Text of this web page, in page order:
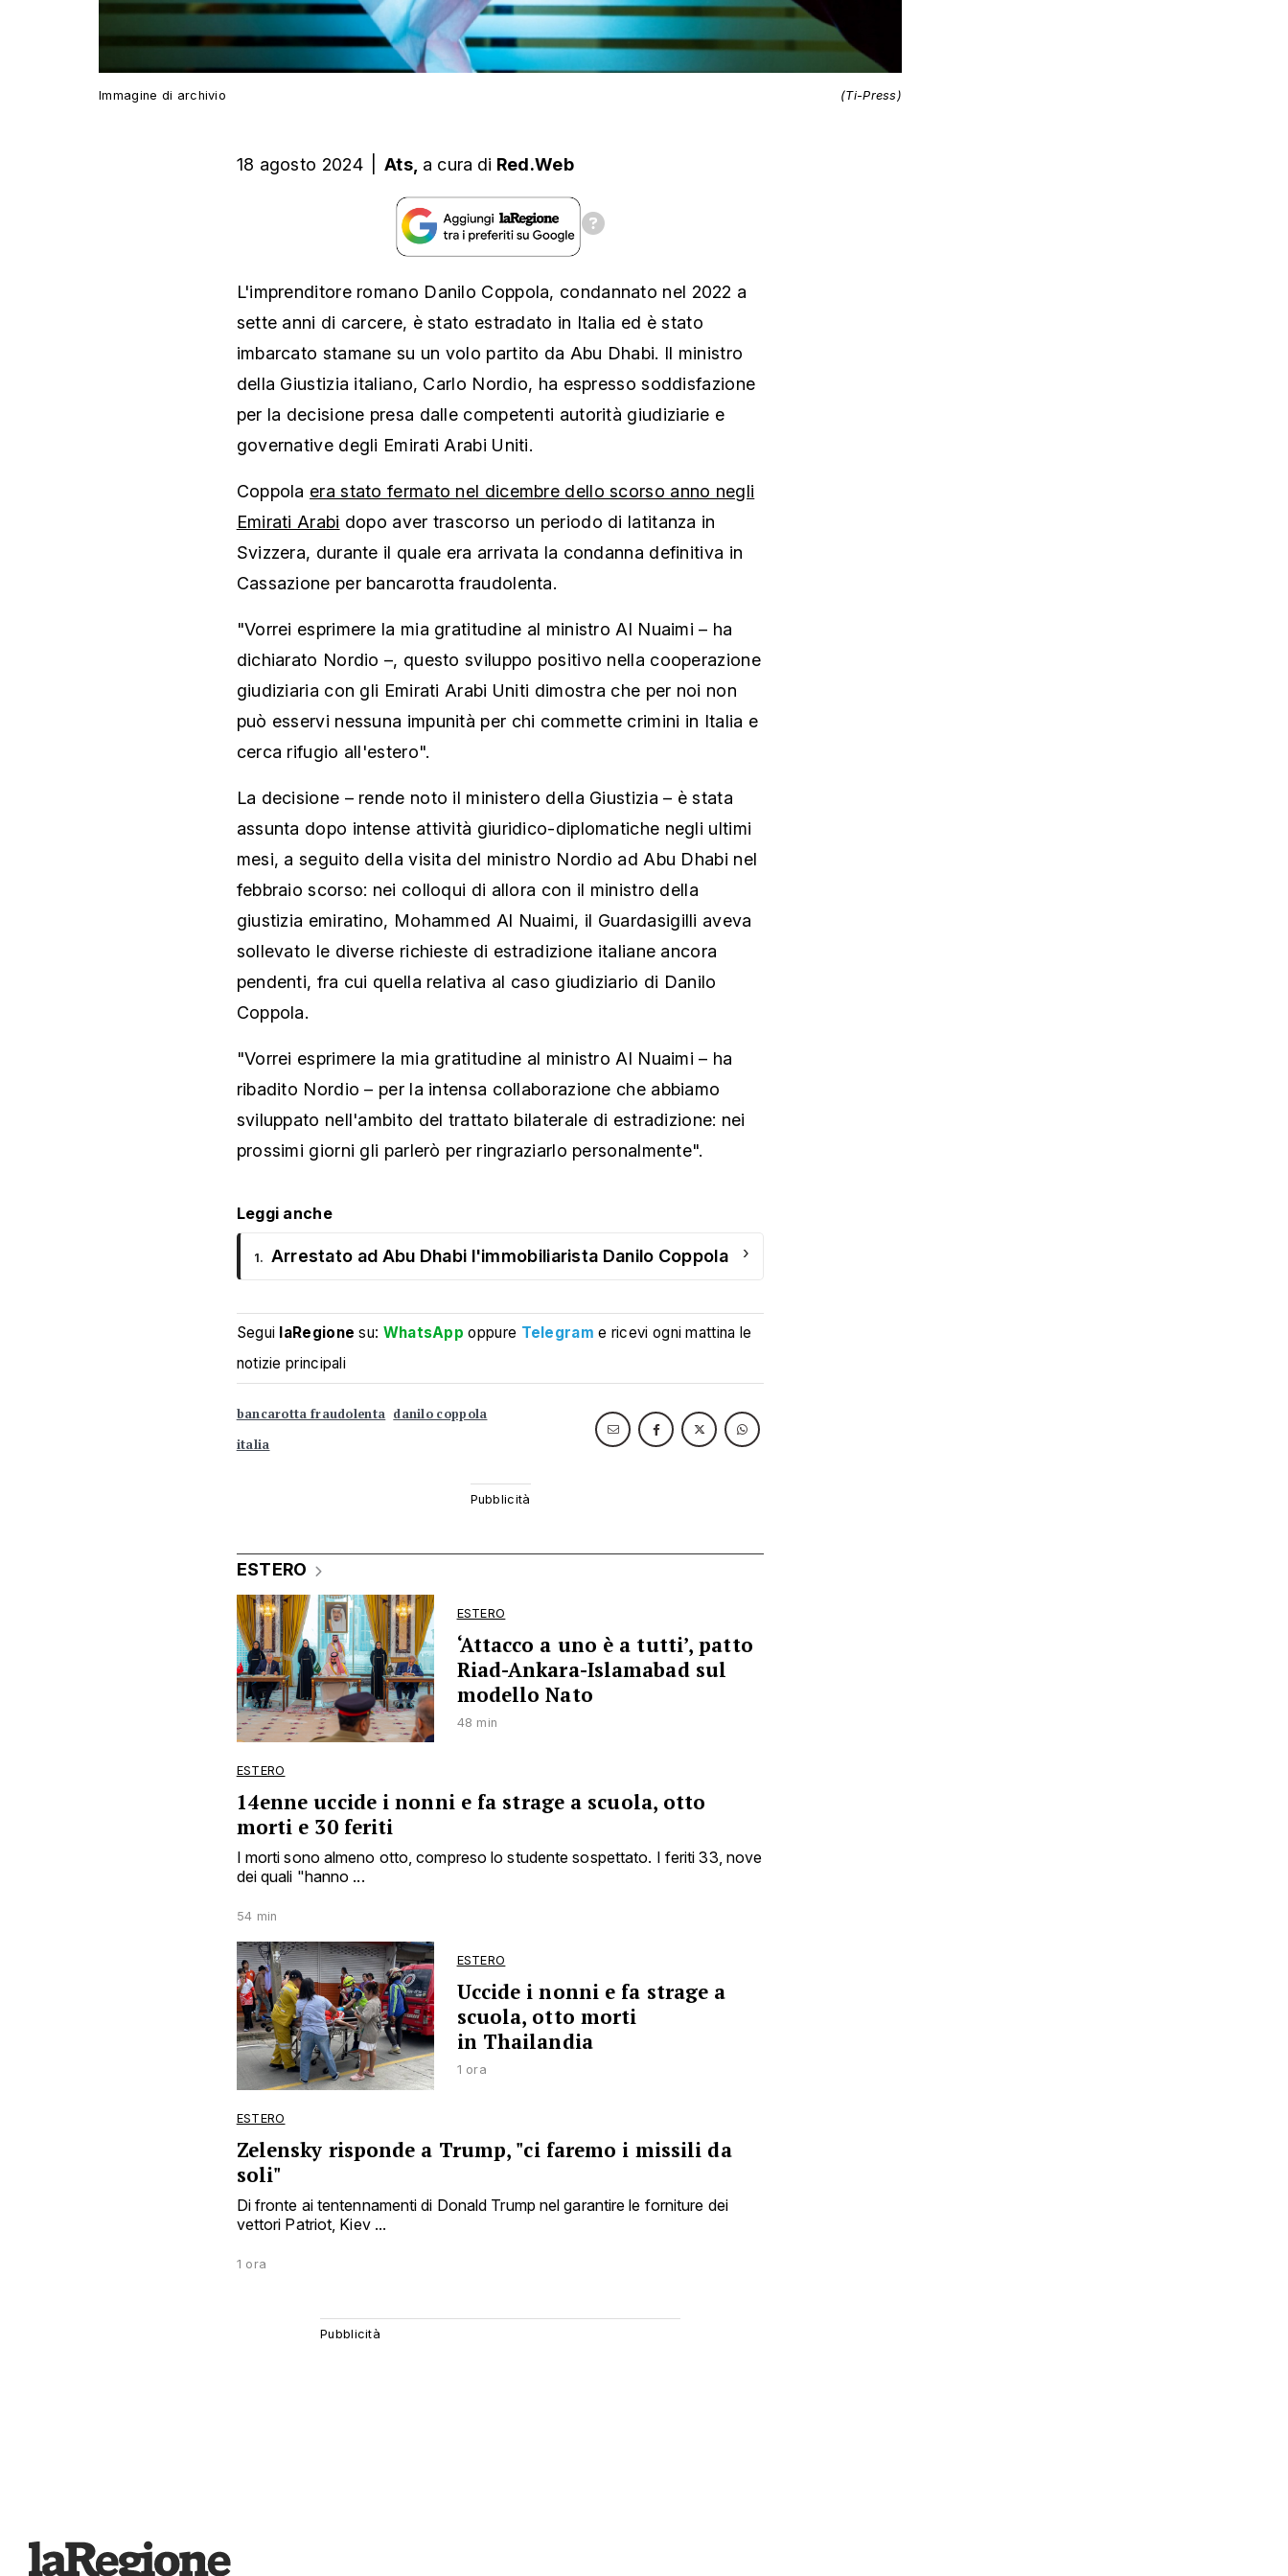
Immagine di archivio (Ti-Press)
18 agosto 2024 Ats, a cura di Red.Web
L'imprenditore romano Danilo Coppola, condannato nel 2022 a
sette anni di carcere, è stato estradato in Italia ed è stato
imbarcato stamane su un volo partito da Abu Dhabi. Il ministro
della Giustizia italiano, Carlo Nordio, ha espresso soddisfazione
per la decisione presa dalle competenti autorità giudiziarie e
governative degli Emirati Arabi Uniti.
Coppola era stato fermato nel dicembre dello scorso anno negli
Emirati Arabi dopo aver trascorso un periodo di latitanza in
Svizzera, durante il quale era arrivata la condanna definitiva in
Cassazione per bancarotta fraudolenta.
"Vorrei esprimere la mia gratitudine al ministro Al Nuaimi – ha
dichiarato Nordio –, questo sviluppo positivo nella cooperazione
giudiziaria con gli Emirati Arabi Uniti dimostra che per noi non
può esservi nessuna impunità per chi commette crimini in Italia e
cerca rifugio all'estero".
La decisione – rende noto il ministero della Giustizia – è stata
assunta dopo intense attività giuridico-diplomatiche negli ultimi
mesi, a seguito della visita del ministro Nordio ad Abu Dhabi nel
febbraio scorso: nei colloqui di allora con il ministro della
giustizia emiratino, Mohammed Al Nuaimi, il Guardasigilli aveva
sollevato le diverse richieste di estradizione italiane ancora
pendenti, fra cui quella relativa al caso giudiziario di Danilo
Coppola.
"Vorrei esprimere la mia gratitudine al ministro Al Nuaimi – ha
ribadito Nordio – per la intensa collaborazione che abbiamo
sviluppato nell'ambito del trattato bilaterale di estradizione: nei
prossimi giorni gli parlerò per ringraziarlo personalmente".
Leggi anche
1. Arrestato ad Abu Dhabi l'immobiliarista Danilo Coppola ›
Segui laRegione su: WhatsApp oppure Telegram e ricevi ogni mattina le
notizie principali
bancarotta fraudolenta danilo coppola
italia
ESTERO
ESTERO
‘Attacco a uno è a tutti’, patto
Riad-Ankara-Islamabad sul
modello Nato
48 min
ESTERO
14enne uccide i nonni e fa strage a scuola, otto
morti e 30 feriti
I morti sono almeno otto, compreso lo studente sospettato. I feriti 33, nove
dei quali "hanno ...
54 min
ESTERO
Uccide i nonni e fa strage a
scuola, otto morti
in Thailandia
1 ora
ESTERO
Zelensky risponde a Trump, "ci faremo i missili da
soli"
Di fronte ai tentennamenti di Donald Trump nel garantire le forniture dei
vettori Patriot, Kiev ...
1 ora